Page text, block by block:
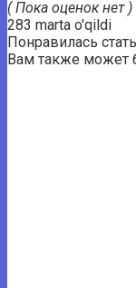
( Пока оценок нет )
283 marta o'qildi
Понравилась
Вам также может